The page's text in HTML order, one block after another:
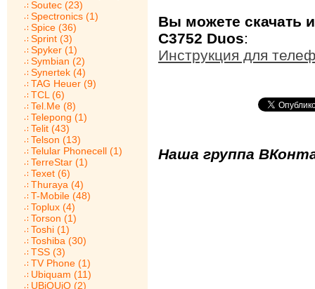
Soutec (23)
Spectronics (1)
Spice (36)
Sprint (3)
Spyker (1)
Symbian (2)
Synertek (4)
TAG Heuer (9)
TCL (6)
Tel.Me (8)
Telepong (1)
Telit (43)
Telson (13)
Telular Phonecell (1)
TerreStar (1)
Texet (6)
Thuraya (4)
T-Mobile (48)
Toplux (4)
Torson (1)
Toshi (1)
Toshiba (30)
TSS (3)
TV Phone (1)
Ubiquam (11)
UBiQUiO (2)
Вы можете скачать
C3752 Duos:
Инструкция для
Наша группа